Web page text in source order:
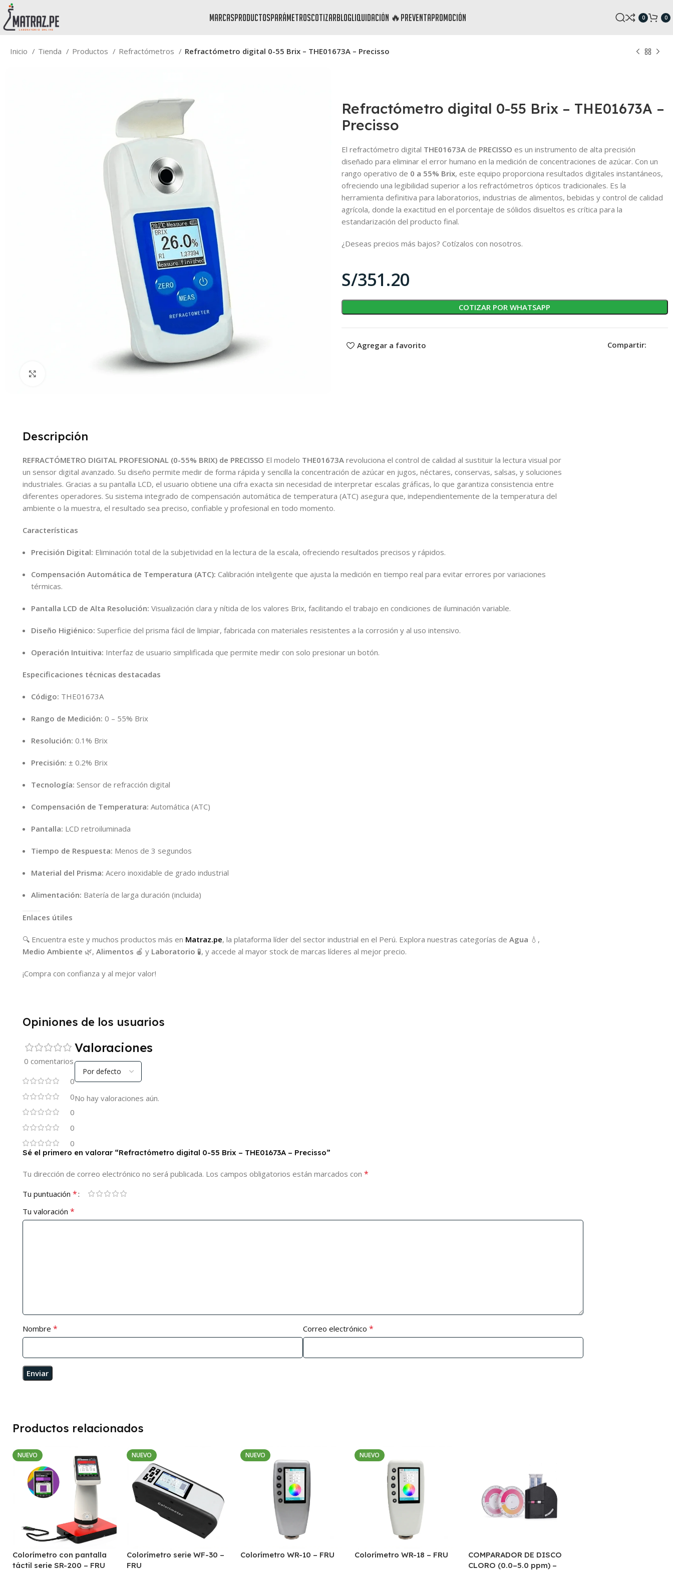
marcasproductosparámetroscotizarblogliquidación 🔥preventapromoción 0 0
Inicio Tienda Productos Refractómetros Refractómetro digital 0-55 Brix – THE01673A – Precisso
Refractómetro digital 0-55 Brix – THE01673A –
Precisso
El refractómetro digital THE01673A de PRECISSO es un instrumento de alta precisión
diseñado para eliminar el error humano en la medición de concentraciones de azúcar. Con un
rango operativo de 0 a 55% Brix, este equipo proporciona resultados digitales instantáneos,
ofreciendo una legibilidad superior a los refractómetros ópticos tradicionales. Es la
herramienta definitiva para laboratorios, industrias de alimentos, bebidas y control de calidad
agrícola, donde la exactitud en el porcentaje de sólidos disueltos es crítica para la
estandarización del producto final.
¿Deseas precios más bajos? Cotízalos con nosotros.
S/
COTIZAR POR WHATSAPP
Agregar a favorito Compartir:
Descripción
REFRACTÓMETRO DIGITAL PROFESIONAL (0-55% BRIX) de PRECISSO El modelo THE01673A revoluciona el control de calidad al sustituir la lectura visual por
un sensor digital avanzado. Su diseño permite medir de forma rápida y sencilla la concentración de azúcar en jugos, néctares, conservas, salsas, y soluciones
industriales. Gracias a su pantalla LCD, el usuario obtiene una cifra exacta sin necesidad de interpretar escalas gráficas, lo que garantiza consistencia entre
diferentes operadores. Su sistema integrado de compensación automática de temperatura (ATC) asegura que, independientemente de la temperatura del
ambiente o la muestra, el resultado sea preciso, confiable y profesional en todo momento.
Características
Precisión Digital: Eliminación total de la subjetividad en la lectura de la escala, ofreciendo resultados precisos y rápidos.
Compensación Automática de Temperatura (ATC): Calibración inteligente que ajusta la medición en tiempo real para evitar errores por variaciones
térmicas.
Pantalla LCD de Alta Resolución: Visualización clara y nítida de los valores Brix, facilitando el trabajo en condiciones de iluminación variable.
Diseño Higiénico: Superficie del prisma fácil de limpiar, fabricada con materiales resistentes a la corrosión y al uso intensivo.
Operación Intuitiva: Interfaz de usuario simplificada que permite medir con solo presionar un botón.
Especificaciones técnicas destacadas
Código: THE01673A
Rango de Medición: 0 – 55% Brix
Resolución: 0.1% Brix
Precisión: ± 0.2% Brix
Tecnología: Sensor de refracción digital
Compensación de Temperatura: Automática (ATC)
Pantalla: LCD retroiluminada
Tiempo de Respuesta: Menos de 3 segundos
Material del Prisma: Acero inoxidable de grado industrial
Alimentación: Batería de larga duración (incluida)
Enlaces útiles
🔍 Encuentra este y muchos productos más en Matraz.pe, la plataforma líder del sector industrial en el Perú. Explora nuestras categorías de Agua 💧,
Medio Ambiente 🌿, Alimentos 🍎 y Laboratorio 🧪, y accede al mayor stock de marcas líderes al mejor precio.
¡Compra con confianza y al mejor valor!
Opiniones de los usuarios
0 comentarios
0
0
0
0
0
Valoraciones
No hay valoraciones aún.
Sé el primero en valorar “Refractómetro digital 0-55 Brix – THE01673A – Precisso”
Tu dirección de correo electrónico no será publicada. Los campos obligatorios están marcados con *
Tu puntuación *
Tu valoración *
Nombre * Correo electrónico *
Productos relacionados
NUEVO
Colorímetro con pantalla
táctil serie SR-200 – FRU
NUEVO
Colorímetro serie WF-30 –
FRU
NUEVO
Colorímetro WR-10 – FRU
NUEVO
Colorímetro WR-18 – FRU
COMPARADOR DE DISCO
CLORO (0.0–5.0 ppm) –